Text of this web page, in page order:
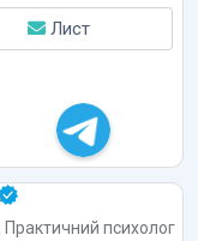
Лист
Практичний психолог